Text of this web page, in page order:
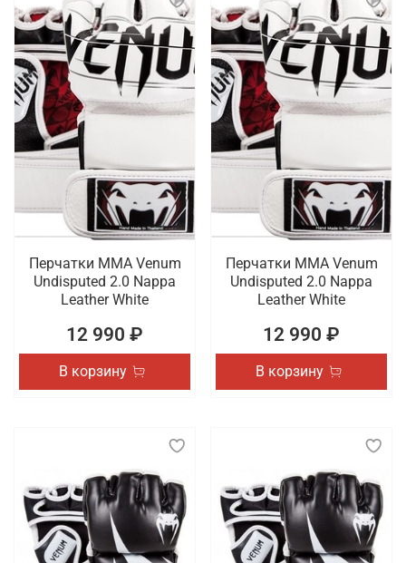
Перчатки ММА Venum
Undisputed 2.0 Nappa
Leather White
12 990 ₽
В корзину
Перчатки ММА Venum
Undisputed 2.0 Nappa
Leather White
12 990 ₽
В корзину